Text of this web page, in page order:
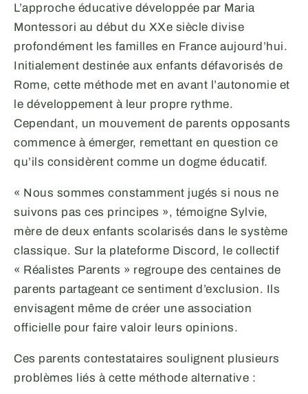
L’approche éducative développée par Maria
Montessori au début du XXe siècle divise
profondément les familles en France aujourd’hui.
Initialement destinée aux enfants défavorisés de
Rome, cette méthode met en avant l’autonomie et
le développement à leur propre rythme.
Cependant, un mouvement de parents opposants
commence à émerger, remettant en question ce
qu’ils considèrent comme un dogme éducatif.
« Nous sommes constamment jugés si nous ne
suivons pas ces principes », témoigne Sylvie,
mère de deux enfants scolarisés dans le système
classique. Sur la plateforme Discord, le collectif
« Réalistes Parents » regroupe des centaines de
parents partageant ce sentiment d’exclusion. Ils
envisagent même de créer une association
officielle pour faire valoir leurs opinions.
Ces parents contestataires soulignent plusieurs
problèmes liés à cette méthode alternative :